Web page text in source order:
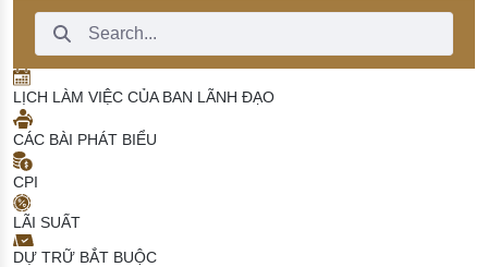
Search Bar
LỊCH LÀM VIỆC CỦA BAN LÃNH ĐẠO
CÁC BÀI PHÁT BIỂU
CPI
LÃI SUẤT
DỰ TRỮ BẮT BUỘC